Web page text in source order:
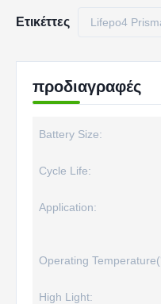
Ετικέττες Lifepo4
προδιαγραφές
Battery Size:
Cycle Life:
Application:
Operating
High Light: